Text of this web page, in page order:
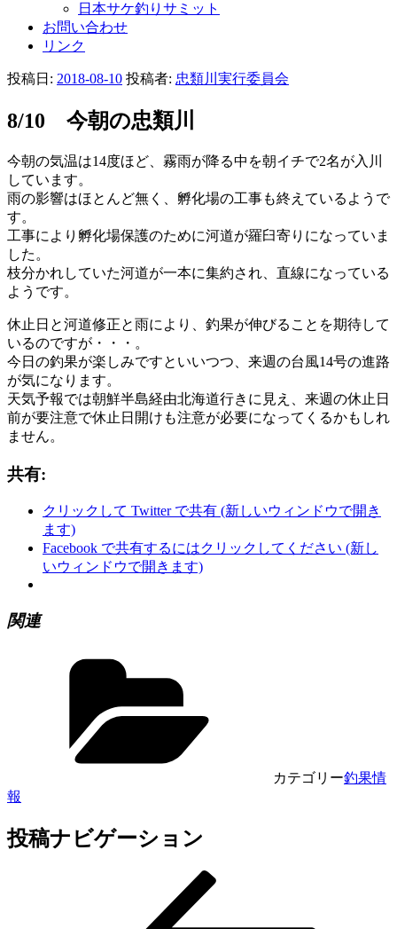
日本サケ釣りサミット
お問い合わせ
リンク
投稿日: 2018-08-10 投稿者: 忠類川実行委員会
8/10 今朝の忠類川
今朝の気温は14度ほど、霧雨が降る中を朝イチで2名が入川
しています。
雨の影響はほとんど無く、孵化場の工事も終えているようで
す。
工事により孵化場保護のために河道が羅臼寄りになっていま
した。
枝分かれしていた河道が一本に集約され、直線になっている
ようです。
休止日と河道修正と雨により、釣果が伸びることを期待して
いるのですが・・・。
今日の釣果が楽しみですといいつつ、来週の台風14号の進路
が気になります。
天気予報では朝鮮半島経由北海道行きに見え、来週の休止日
前が要注意で休止日開けも注意が必要になってくるかもしれ
ません。
共有:
クリックして Twitter で共有 (新しいウィンドウで開き
ます)
Facebook で共有するにはクリックしてください (新し
いウィンドウで開きます)
関連
カテゴリー釣果情
報
投稿ナビゲーション